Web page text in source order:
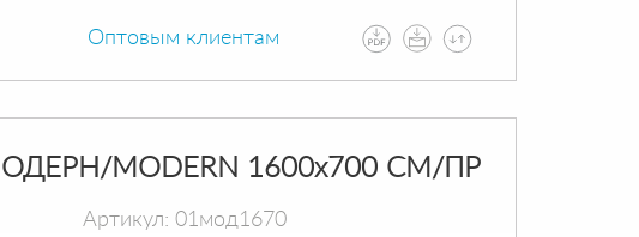
Оптовым клиентам
MODERN 1600х700 СМ/ПР
Артикул: 01мод1670